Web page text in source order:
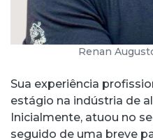
Renan
Sua experiência
estágio na indústria de
Inicialmente, atuou no
seguido de uma breve